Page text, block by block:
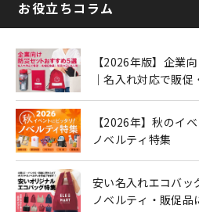
お役立ちコラム
【2026年版】企業
｜名入れ対応で販
【2026年】秋のイ
ノベルティ特集
安い名入れエコバッ
ノベルティ・販促